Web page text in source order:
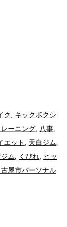
ク, キックボクシ
ーニング, 八事,
エット , 天白ジム,
ム, くびれ, ヒッ
屋市パーソナル